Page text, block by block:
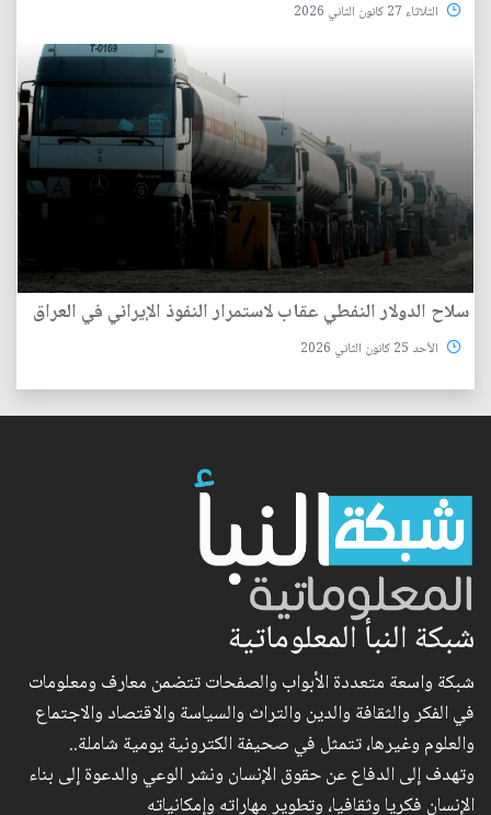
الثلاثاء 27 كانون الثاني 2026
سلاح الدولار النفطي عقاب لاستمرار النفوذ الإيراني في العراق
الأحد 25 كانون الثاني 2026
شبكة النبأ المعلوماتية
شبكة واسعة متعددة الأبواب والصفحات تتضمن معارف ومعلومات
في الفكر والثقافة والدين والتراث والسياسة والاقتصاد والاجتماع
والعلوم وغيرها، تتمثل في صحيفة الكترونية يومية شاملة..
وتهدف إلى الدفاع عن حقوق الإنسان ونشر الوعي والدعوة إلى بناء
الإنسان فكريا وثقافيا، وتطوير مهاراته وإمكانياته